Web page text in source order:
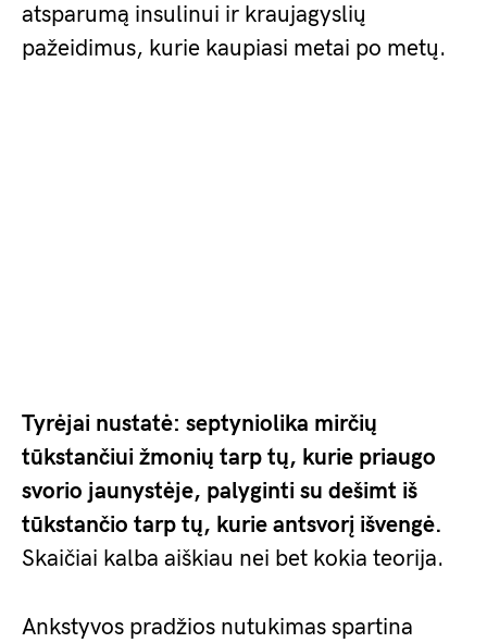
atsparumą insulinui ir kraujagyslių
pažeidimus, kurie kaupiasi metai po metų.
Tyrėjai nustatė: septyniolika mirčių
tūkstančiui žmonių tarp tų, kurie priaugo
svorio jaunystėje, palyginti su dešimt iš
tūkstančio tarp tų, kurie antsvorį išvengė.
Skaičiai kalba aiškiau nei bet kokia teorija.
Ankstyvos pradžios nutukimas spartina